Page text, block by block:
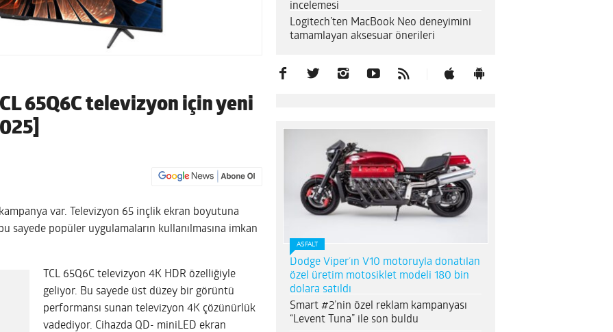
65Q6C televizyon için yeni
var. Televizyon 65 inçlik ekran boyutuna
sayede popüler uygulamaların kullanılmasına imkan
TCL 65Q6C televizyon 4K HDR özelliğiyle
geliyor. Bu sayede üst düzey bir görüntü
performansı sunan televizyon 4K çözünürlük
vadediyor. Cihazda QD- miniLED ekran
incelemesi
Logitech’ten MacBook Neo deneyimini
tamamlayan aksesuar önerileri
ASFALT
Dodge Viper’ın V10 motoruyla donatılan
özel üretim motosiklet modeli 180 bin
dolara satıldı
Smart #2’nin özel reklam kampanyası
“Levent Tuna” ile son buldu